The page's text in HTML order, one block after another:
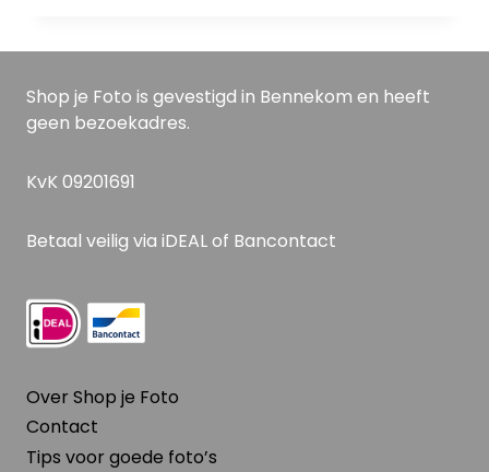
Shop je Foto is gevestigd in Bennekom en heeft
geen bezoekadres.
KvK 09201691
Betaal veilig via iDEAL of Bancontact
Over Shop je Foto
Contact
Tips voor goede foto’s